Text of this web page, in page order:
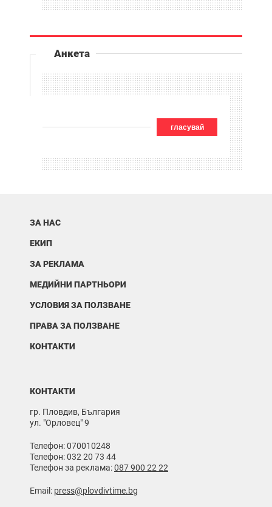
Анкета
гласувай
ЗА НАС
ЕКИП
ЗА РЕКЛАМА
МЕДИЙНИ ПАРТНЬОРИ
УСЛОВИЯ ЗА ПОЛЗВАНЕ
ПРАВА ЗА ПОЛЗВАНЕ
КОНТАКТИ
КОНТАКТИ
гр. Пловдив, България
ул. "Орловец" 9
Телефон: 070010248
Телефон: 032 20 73 44
Телефон за реклама:087 900 22 22
Email: press@plovdivtime.bg